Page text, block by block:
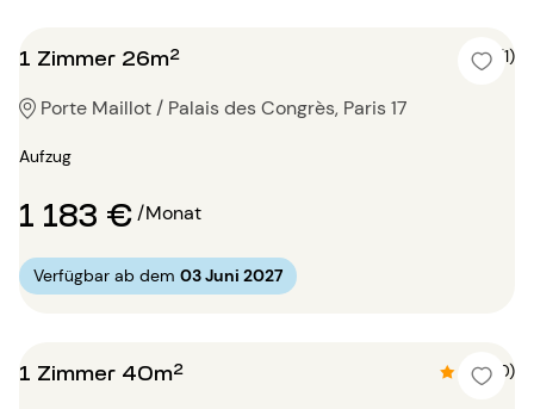
1 Zimmer 26m² 4 (1)
Porte Maillot / Palais des Congrès, Paris 17
Aufzug
1 183 €/Monat
Verfügbar ab dem 03 Juni 2027
1 Zimmer 40m² 4.7 (10)